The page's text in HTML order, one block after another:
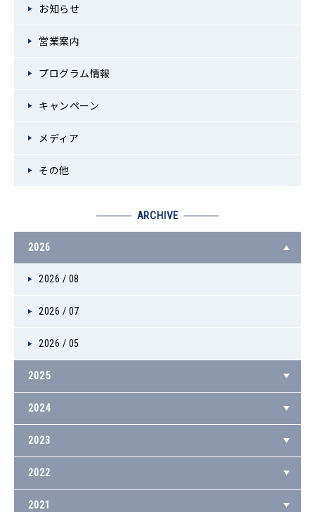
お知らせ
営業案内
プログラム情報
キャンペーン
メディア
その他
ARCHIVE
2026
2026 / 08
2026 / 07
2026 / 05
2025
2024
2023
2022
2021